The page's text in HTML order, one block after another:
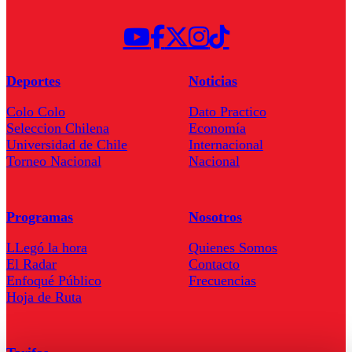
Deportes
Colo Colo
Seleccion Chilena
Universidad de Chile
Torneo Nacional
Noticias
Dato Practico
Economía
Internacional
Nacional
Programas
LLegó la hora
El Radar
Enfoqué Público
Hoja de Ruta
Nosotros
Quienes Somos
Contacto
Frecuencias